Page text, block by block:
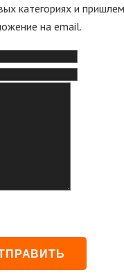
категориях и
на email.